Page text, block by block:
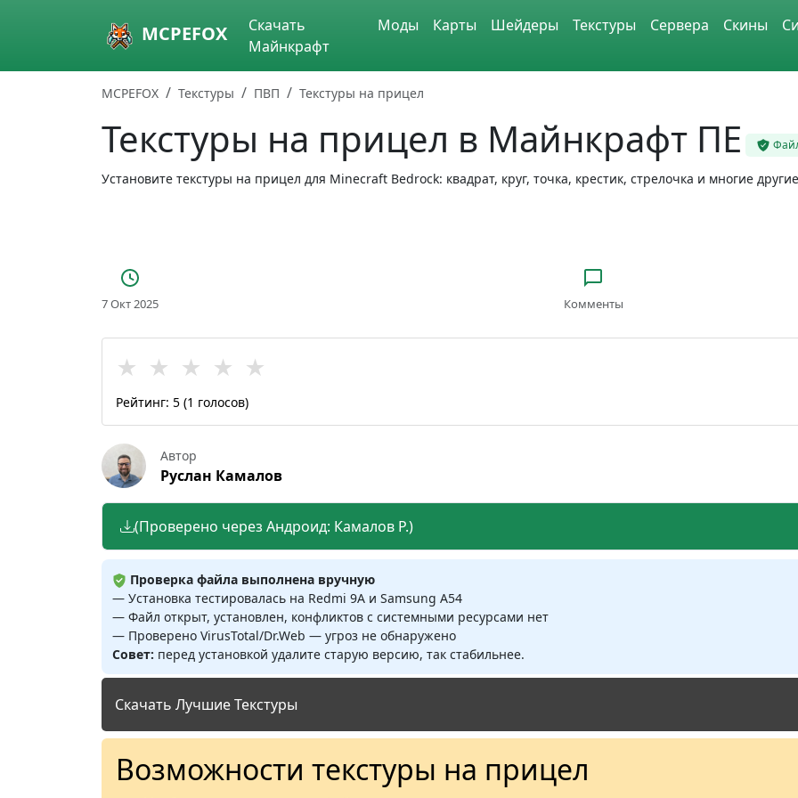
Skip to main content MCPEFOX
Скачать
Майнкрафт
Моды Карты Шейдеры Текстуры Сервера Скины
MCPEFOX Текстуры ПВП Текстуры на прицел
Текстуры на прицел в Майнкрафт ПЕ
Установите текстуры на прицел для Minecraft Bedrock: квадрат, круг, точка, крестик, стрелочка и многие
7 Окт 2025 Комменты
★ ★ ★ ★ ★
Рейтинг: 5 (1 голосов)
Автор
Руслан Камалов
(Проверено через Андроид: Камалов Р.)
Проверка файла выполнена вручную
— Установка тестировалась на Redmi 9A и Samsung A54
— Файл открыт, установлен, конфликтов с системными ресурсами нет
— Проверено VirusTotal/Dr.Web — угроз не обнаружено
Совет: перед установкой удалите старую версию, так стабильнее.
Скачать Лучшие Текстуры
Возможности текстуры на прицел